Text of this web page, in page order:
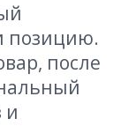
позицию.
после
и